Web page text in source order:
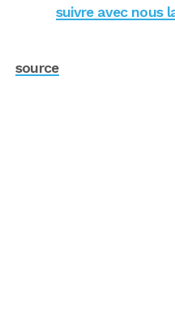
suivre avec nous
source